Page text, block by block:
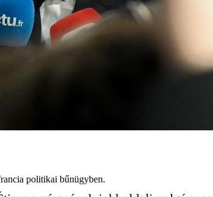
politikai bűnügyben.